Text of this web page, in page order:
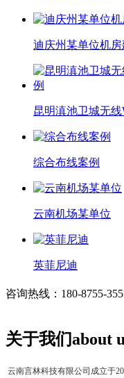
迪庆州某单位机房
昆明滇池卫城无
综合布线案例
云南机场某单位
英菲尼迪
咨询热线：180-8755-
关于我们about
云南言林科技有限公司 成立于